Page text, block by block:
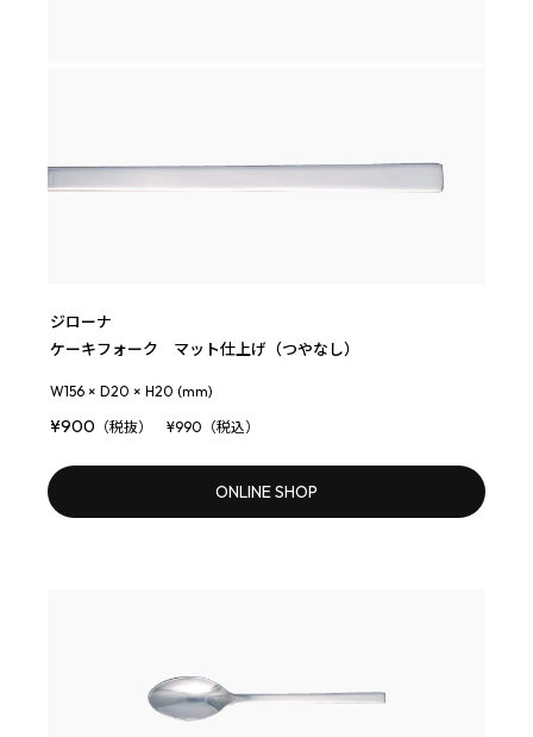
ジローナ
ケーキフォーク マット仕上げ（つやなし）
W156 × D20 × H20 (mm)
¥900 （税抜） ¥990（税込）
ONLINE SHOP